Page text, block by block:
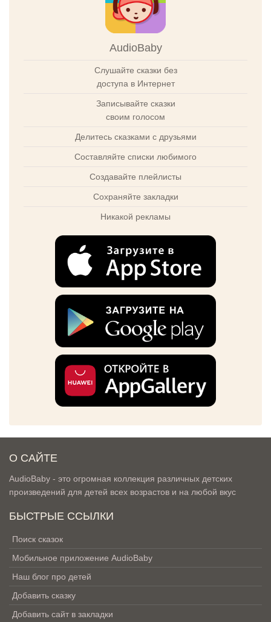
AudioBaby
Слушайте сказки без
доступа в Интернет
Записывайте сказки
своим голосом
Делитесь сказками с друзьями
Составляйте списки любимого
Создавайте плейлисты
Сохраняйте закладки
Никакой рекламы
О САЙТЕ
AudioBaby - это огромная коллекция различных детских
произведений для детей всех возрастов и на любой вкус
БЫСТРЫЕ ССЫЛКИ
Поиск сказок
Мобильное приложение AudioBaby
Наш блог про детей
Добавить сказку
Добавить сайт в закладки